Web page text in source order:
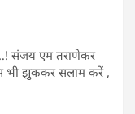
संजय एम तराणेकर
भी झुककर सलाम करें ,